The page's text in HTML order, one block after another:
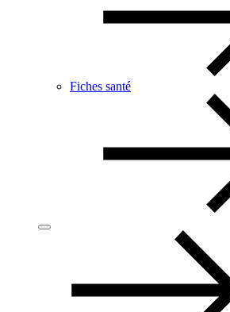
Fiches santé